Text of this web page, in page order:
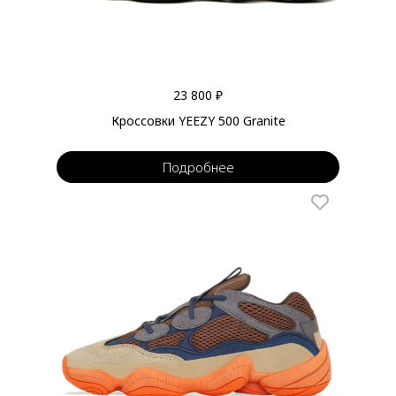
23 800 ₽
Кроссовки YEEZY 500 Granite
Подробнее